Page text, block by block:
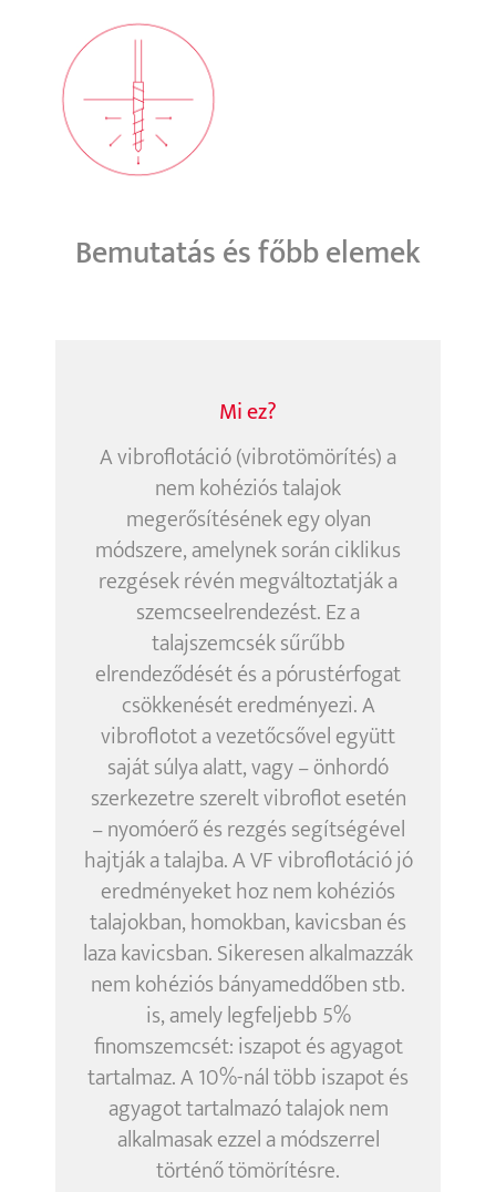
Bemutatás és főbb elemek
Mi ez?
A vibroflotáció (vibrotömörítés) a
nem kohéziós talajok
megerősítésének egy olyan
módszere, amelynek során ciklikus
rezgések révén megváltoztatják a
szemcseelrendezést. Ez a
talajszemcsék sűrűbb
elrendeződését és a pórustérfogat
csökkenését eredményezi. A
vibroflotot a vezetőcsővel együtt
saját súlya alatt, vagy – önhordó
szerkezetre szerelt vibroflot esetén
– nyomóerő és rezgés segítségével
hajtják a talajba. A VF vibroflotáció jó
eredményeket hoz nem kohéziós
talajokban, homokban, kavicsban és
laza kavicsban. Sikeresen alkalmazzák
nem kohéziós bányameddőben stb.
is, amely legfeljebb 5%
finomszemcsét: iszapot és agyagot
tartalmaz. A 10%-nál több iszapot és
agyagot tartalmazó talajok nem
alkalmasak ezzel a módszerrel
történő tömörítésre.